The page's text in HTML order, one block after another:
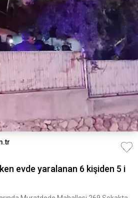
evde yaralanan 6 kişiden 5 i